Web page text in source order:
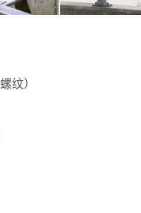
纹）